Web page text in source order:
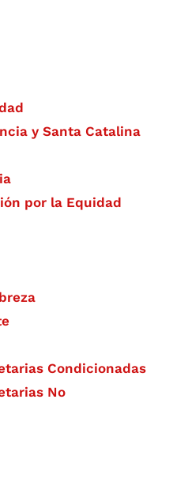
y Santa Catalina
por la Equidad
Condicionadas
No